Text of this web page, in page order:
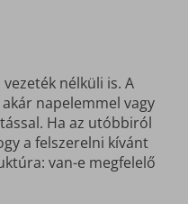
nélküli is. A
napelemmel vagy
Ha az utóbbiról
a felszerelni kívánt
van-e megfelelő